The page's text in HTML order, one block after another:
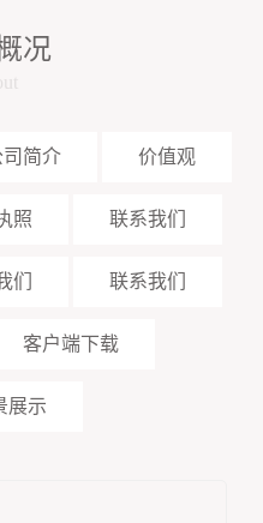
况
简介 价值观
照 联系我们
们 联系我们
客户端下载
展示